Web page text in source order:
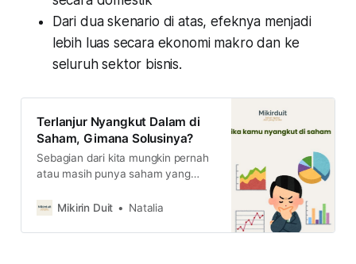
Dari dua skenario di atas, efeknya menjadi
lebih luas secara ekonomi makro dan ke
seluruh sektor bisnis.
Terlanjur Nyangkut Dalam di
Saham, Gimana Solusinya?
Sebagian dari kita mungkin pernah
atau masih punya saham yang
persen. Entah karena lupa cut loss
Kira-kira gimana caranya kita bisa
Mikirin Duit Natalia